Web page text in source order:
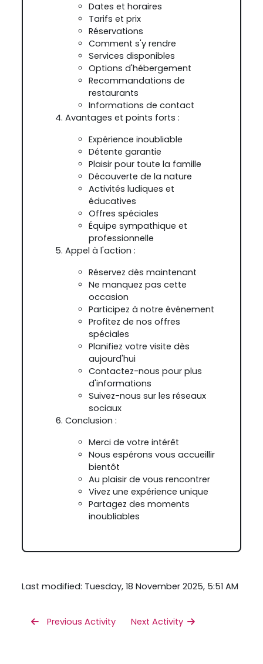
Dates et horaires
Tarifs et prix
Réservations
Comment s'y rendre
Services disponibles
Options d'hébergement
Recommandations de
restaurants
Informations de contact
Avantages et points forts :
Expérience inoubliable
Détente garantie
Plaisir pour toute la famille
Découverte de la nature
Activités ludiques et
éducatives
Offres spéciales
Équipe sympathique et
professionnelle
Appel à l'action :
Réservez dès maintenant
Ne manquez pas cette
occasion
Participez à notre événement
Profitez de nos offres
spéciales
Planifiez votre visite dès
aujourd'hui
Contactez-nous pour plus
d'informations
Suivez-nous sur les réseaux
sociaux
Conclusion :
Merci de votre intérêt
Nous espérons vous accueillir
bientôt
Au plaisir de vous rencontrer
Vivez une expérience unique
Partagez des moments
inoubliables
Last modified: Tuesday, 18 November 2025, 5:51 AM
Previous Activity Next Activity